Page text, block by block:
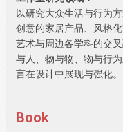
以研究大众生活与行为
创意的家居产品、风格
艺术与周边各学科的交
与人、物与物、物与行
言在设计中展现与强化。
Book